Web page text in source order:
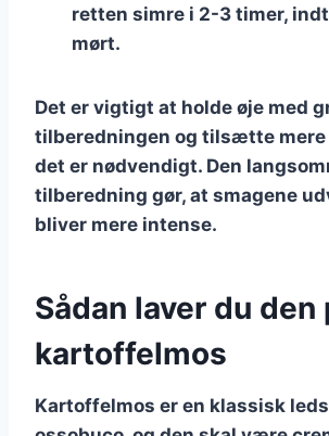
retten simre i 2-3 timer,
mørt.
Det er vigtigt at holde øje med
tilberedningen og tilsætte
det er nødvendigt. Den
tilberedning gør, at smagene
bliver mere intense.
Sådan laver du
kartoffelmos
Kartoffelmos er en klassisk